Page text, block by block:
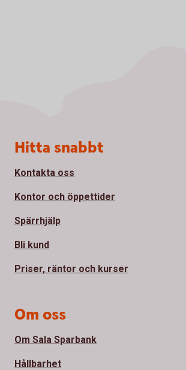
Sidfot
Hitta snabbt
Kontakta oss
Kontor och öppettider
Spärrhjälp
Bli kund
Priser, räntor och kurser
Om oss
Om Sala Sparbank
Hållbarhet